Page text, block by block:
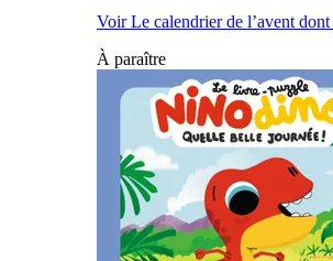
Voir Le calendrier de l’avent dont
À paraître